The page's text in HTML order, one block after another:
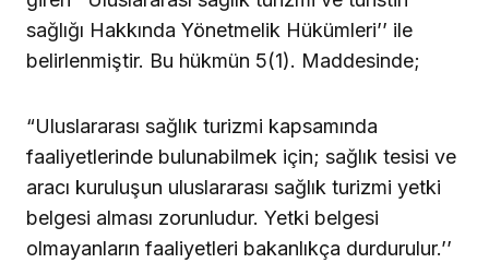
sağlığı Hakkında Yönetmelik Hükümleri’’ ile
belirlenmiştir. Bu hükmün 5(1). Maddesinde;
“Uluslararası sağlık turizmi kapsamında
faaliyetlerinde bulunabilmek için; sağlık tesisi ve
aracı kuruluşun uluslararası sağlık turizmi yetki
belgesi alması zorunludur. Yetki belgesi
olmayanların faaliyetleri bakanlıkça durdurulur.’’